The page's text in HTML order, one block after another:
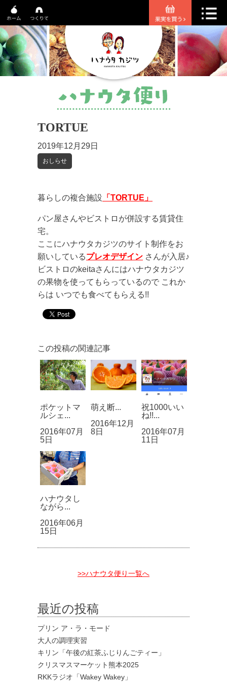
TORTUE
2019年12月29日
おしらせ
暮らしの複合施設 「TORTUE」
パン屋さんやビストロが併設する賃貸住
宅。
ここにハナウタカジツのサイト制作をお
願いしているプレオデザイン さんが入居♪
ビストロのkeitaさんにはハナウタカジツ
の果物を使ってもらっているので これか
らは いつでも食べてもらえる!!
この投稿の関連記事
ポケットマ
ルシェ...
2016年07月
5日
萌え断...
2016年12月
8日
祝1000いい
ね!!...
2016年07月
11日
ハナウタし
ながら...
2016年06月
15日
>>ハナウタ便り一覧へ
最近の投稿
プリン ア・ラ・モード
大人の調理実習
キリン「午後の紅茶ふじりんごティー」
クリスマスマーケット熊本2025
RKKラジオ「Wakey Wakey」